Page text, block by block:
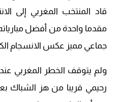
قاد المنتخب المغربي إلى
مقدما واحدة من أفضل
جماعي مميز عكس الانسجام
ولم يتوقف الخطر المغربي عند
رحيمي قريبا من هز الشباك